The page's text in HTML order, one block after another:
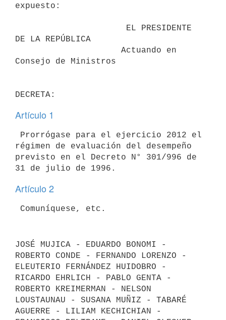
expuesto:
DE LA REPÚBLICA
Consejo de Ministros
Artículo 1
régimen de evaluación del desempeño
previsto en el Decreto N° 301/996 de
Artículo 2
JOSÉ MUJICA - EDUARDO BONOMI -
ROBERTO CONDE - FERNANDO LORENZO -
ELEUTERIO FERNÁNDEZ HUIDOBRO -
RICARDO EHRLICH - PABLO GENTA -
ROBERTO KREIMERMAN - NELSON
LOUSTAUNAU - SUSANA MUÑIZ - TABARÉ
AGUERRE - LILIAM KECHICHIAN -